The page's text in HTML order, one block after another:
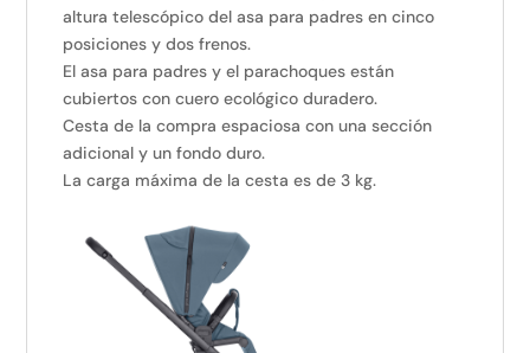
altura telescópico del asa para padres en cinco
posiciones y dos frenos.
El asa para padres y el parachoques están
cubiertos con cuero ecológico duradero.
Cesta de la compra espaciosa con una sección
adicional y un fondo duro.
La carga máxima de la cesta es de 3 kg.